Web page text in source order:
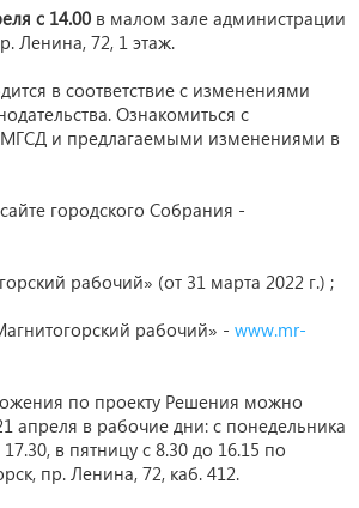
с 14.00 в малом зале администрации
Ленина, 72, 1 этаж.
в соответствие с изменениями
Ознакомиться с
и предлагаемыми изменениями в
городского Собрания -
рабочий» (от 31 марта 2022 г.) ;
рабочий» - www.mr-
по проекту Решения можно
апреля в рабочие дни: с понедельника
в пятницу с 8.30 до 16.15 по
пр. Ленина, 72, каб. 412.